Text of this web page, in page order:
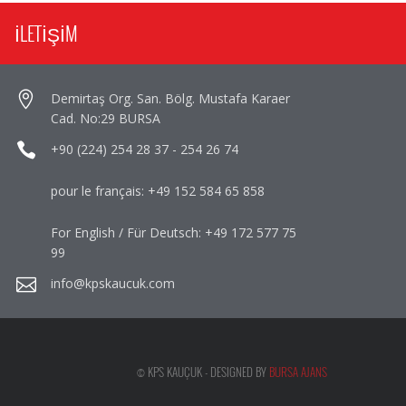
İLETİŞİM
Demirtaş Org. San. Bölg. Mustafa Karaer
Cad. No:29 BURSA
+90 (224) 254 28 37 - 254 26 74
pour le français: +49 152 584 65 858
For English / Für Deutsch: +49 172 577 75
99
info@kpskaucuk.com
© KPS KAUÇUK - DESIGNED BY BURSA AJANS